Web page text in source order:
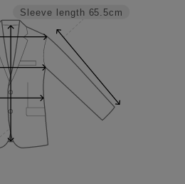
Sleeve length 65.5cm